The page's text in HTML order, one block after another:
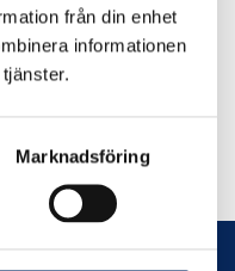
från din enhet
informationen
Marknadsföring